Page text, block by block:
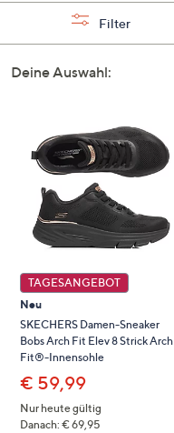
Filter
Deine Auswahl:
TAGESANGEBOT
Neu
SKECHERS Damen-Sneaker
Bobs Arch Fit Elev 8 Strick Arch
Fit®-Innensohle
€ 59,99
Nur heute gültig
Danach: € 69,95